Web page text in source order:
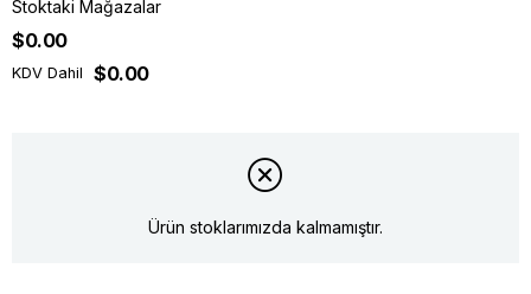
Stoktaki Mağazalar
$0.00
KDV Dahil $0.00
Ürün stoklarımızda kalmamıştır.